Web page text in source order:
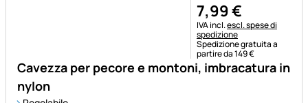
Cavezza per pecore e montoni, imbracatura in
nylon
7,99€
Informazioni fiscali:
IVA incl.escl. spese di
spedizione
Spedizione gratuita a
partire da 149 €